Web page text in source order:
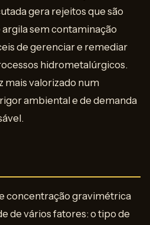
gera rejeitos que são
sem contaminação
de gerenciar e remediar
hidrometalúrgicos.
mais valorizado num
ambiental e de demanda
concentração gravimétrica
de vários fatores: o tipo de